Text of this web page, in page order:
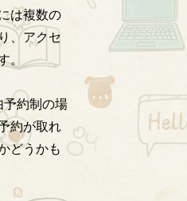
は複数の
、アクセ
。
予約制の場
約が取れ
どうかも